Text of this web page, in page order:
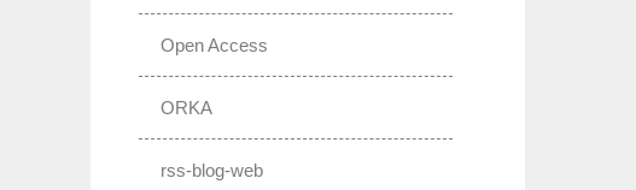
Open Access
ORKA
rss-blog-web